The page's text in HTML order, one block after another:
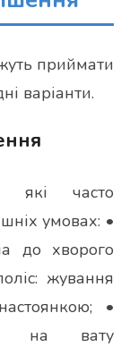
приймати
варіанти.
які часто
умовах: •
до хворого
жування
•
на вату